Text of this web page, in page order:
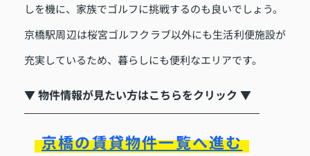
しを機に、家族でゴルフに挑戦するのも良いでしょう。
京橋駅周辺は桜宮ゴルフクラブ以外にも生活利便施設が
充実しているため、暮らしにも便利なエリアです。
▼ 物件情報が見たい方はこちらをクリック ▼
京橋の賃貸物件一覧へ進む